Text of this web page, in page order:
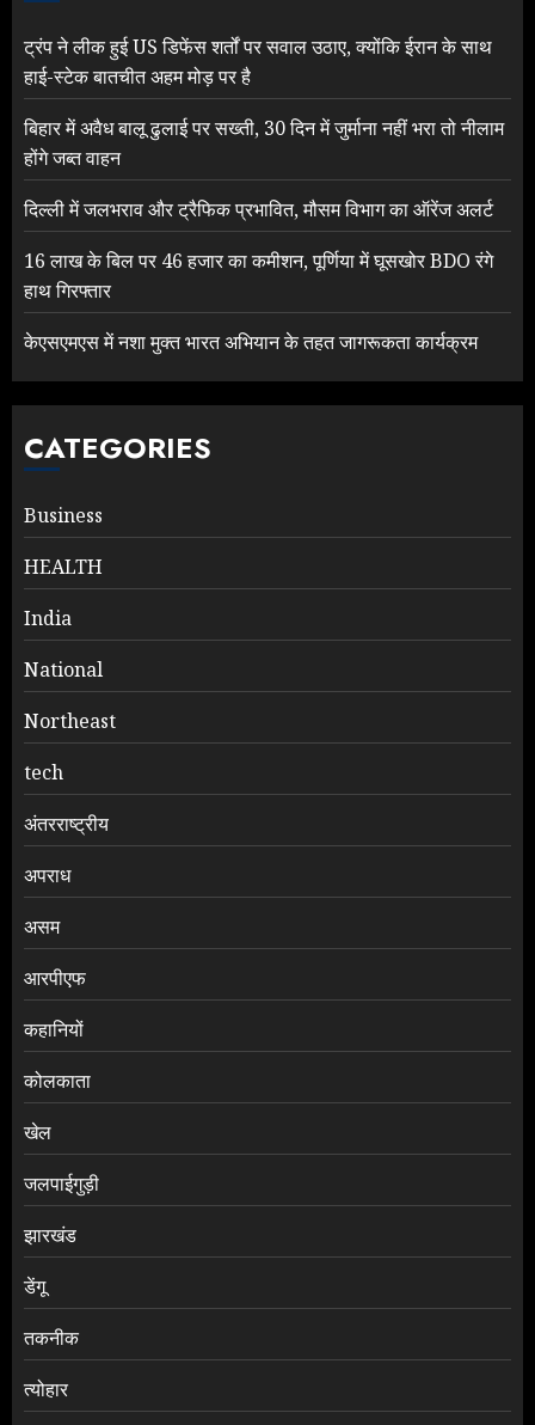
ट्रंप ने लीक हुई US डिफेंस शर्तों पर सवाल उठाए, क्योंकि ईरान के साथ
हाई-स्टेक बातचीत अहम मोड़ पर है
बिहार में अवैध बालू ढुलाई पर सख्ती, 30 दिन में जुर्माना नहीं भरा तो नीलाम
होंगे जब्त वाहन
दिल्ली में जलभराव और ट्रैफिक प्रभावित, मौसम विभाग का ऑरेंज अलर्ट
16 लाख के बिल पर 46 हजार का कमीशन, पूर्णिया में घूसखोर BDO रंगे
हाथ गिरफ्तार
केएसएमएस में नशा मुक्त भारत अभियान के तहत जागरूकता कार्यक्रम
CATEGORIES
Business
HEALTH
India
National
Northeast
tech
अंतरराष्ट्रीय
अपराध
असम
आरपीएफ
कहानियों
कोलकाता
खेल
जलपाईगुड़ी
झारखंड
डेंगू
तकनीक
त्योहार